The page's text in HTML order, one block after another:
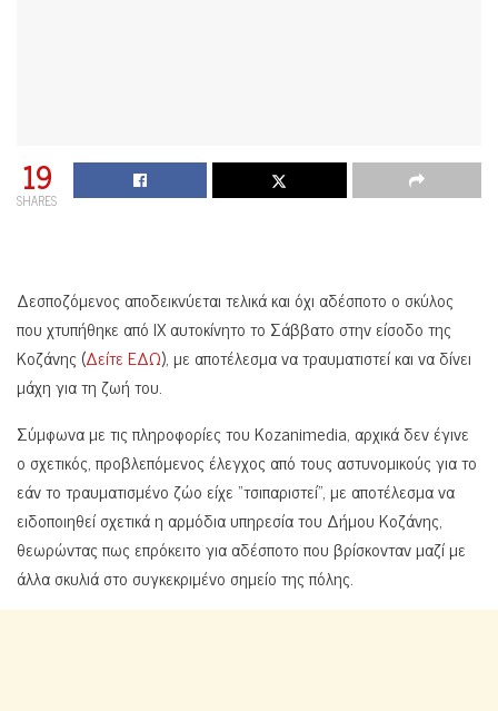
19
SHARES
Δεσποζόμενος αποδεικνύεται τελικά και όχι αδέσποτο ο σκύλος
που χτυπήθηκε από ΙΧ αυτοκίνητο το Σάββατο στην είσοδο της
Κοζάνης (Δείτε ΕΔΩ), με αποτέλεσμα να τραυματιστεί και να δίνει
μάχη για τη ζωή του.
Σύμφωνα με τις πληροφορίες του Kozanimedia, αρχικά δεν έγινε
ο σχετικός, προβλεπόμενος έλεγχος από τους αστυνομικούς για το
εάν το τραυματισμένο ζώο είχε “τσιπαριστεί”, με αποτέλεσμα να
ειδοποιηθεί σχετικά η αρμόδια υπηρεσία του Δήμου Κοζάνης,
θεωρώντας πως επρόκειτο για αδέσποτο που βρίσκονταν μαζί με
άλλα σκυλιά στο συγκεκριμένο σημείο της πόλης.